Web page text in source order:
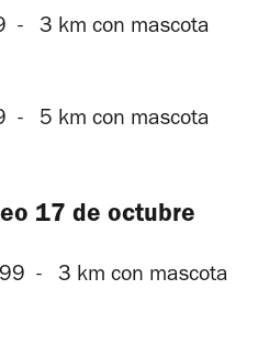
- 3 km con mascota
- 5 km con mascota
17 de octubre
- 3 km con mascota